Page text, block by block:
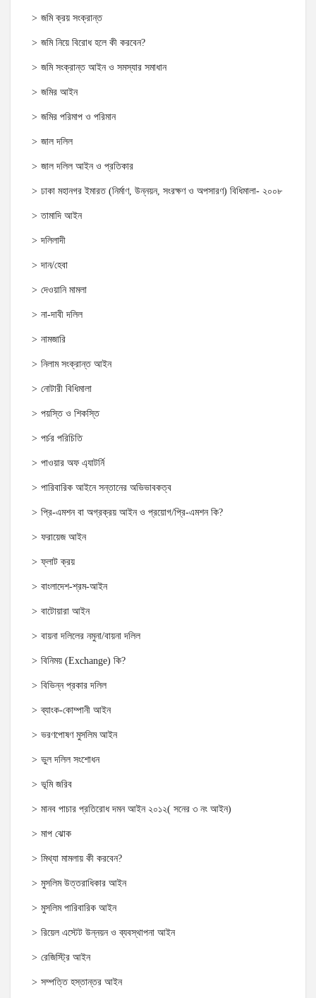
জমি ক্রয় সংক্রান্ত
জমি নিয়ে বিরোধ হলে কী করবেন?
জমি সংক্রান্ত আইন ও সমস্যার সমাধান
জমির আইন
জমির পরিমাপ ও পরিমান
জাল দলিল
জাল দলিল আইন ও প্রতিকার
ঢাকা মহানগর ইমারত (নির্মাণ, উন্নয়ন, সংরক্ষণ ও অপসারণ) বিধিমালা- ২০০৮
তামাদি আইন
দলিলাদী
দান/হেবা
দেওয়ানি মামলা
না-দাবী দলিল
নামজারি
নিলাম সংক্রান্ত আইন
নোটারী বিধিমালা
পয়স্তি ও শিকস্তি
পর্চর পরিচিতি
পাওয়ার অফ এ্যাটর্নি
পারিবারিক আইনে সন্তানের অভিভাবকত্ব
প্রি-এমশন বা অগ্রক্রয় আইন ও প্রয়োগ/প্রি-এমশন কি?
ফরায়েজ আইন
ফ্লাট ক্রয়
বাংলাদেশ-শ্রম-আইন
বাটোয়ারা আইন
বায়না দলিলের নমুনা/বায়না দলিল
বিনিময় (Exchange) কি?
বিভিন্ন প্রকার দলিল
ব্যাংক-কোম্পানী আইন
ভরণপোষণ মুসলিম আইন
ভুল দলিল সংশোধন
ভূমি জরিব
মানব পাচার প্রতিরোধ দমন আইন ২০১২( সনের ৩ নং আইন)
মাপ ঝোক
মিথ্যা মামলায় কী করবেন?
মুসলিম উত্তরাধিকার আইন
মুসলিম পারিবারিক আইন
রিয়েল এস্টেট উন্নয়ন ও ব্যবস্থাপনা আইন
রেজিস্ট্রি আইন
সম্পত্তি হস্তান্তর আইন